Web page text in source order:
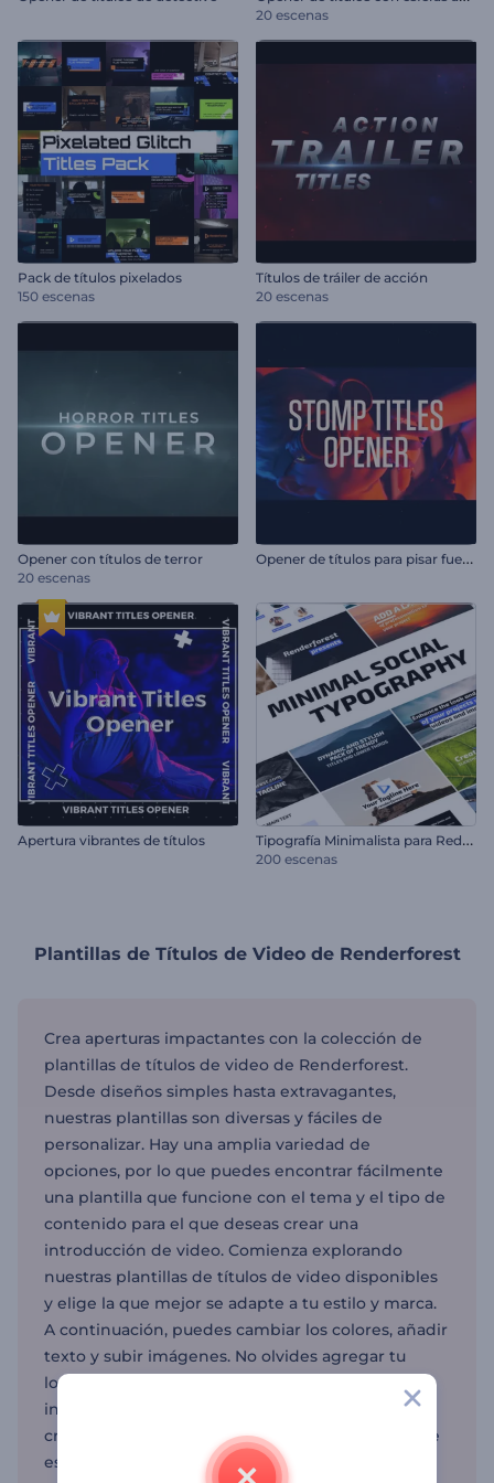
20 escenas
Pack de títulos pixelados
150 escenas
Títulos de tráiler de acción
20 escenas
Opener con títulos de terror
20 escenas
O
pener de títulos para pisar fuerte
Apertura vibrantes de títulos T
ipografía Minimalista para Redes Sociales
200 escenas
Plantillas de Títulos de Video de Renderforest
Crea aperturas impactantes con la colección de
plantillas de títulos de video de Renderforest.
Desde diseños simples hasta extravagantes,
nuestras plantillas son diversas y fáciles de
personalizar. Hay una amplia variedad de
opciones, por lo que puedes encontrar fácilmente
una plantilla que funcione con el tema y el tipo de
contenido para el que deseas crear una
introducción de video. Comienza explorando
nuestras plantillas de títulos de video disponibles
y elige la que mejor se adapte a tu estilo y marca.
A continuación, puedes cambiar los colores, añadir
texto y subir imágenes. No olvides agregar tu
logotipo para reflejar la identidad de tu marca, e
incluso puedes animar tu logotipo utilizando el
creador de animaciones de logotipo. Una vez que
estés satisfecho con el resultado, guarda tu